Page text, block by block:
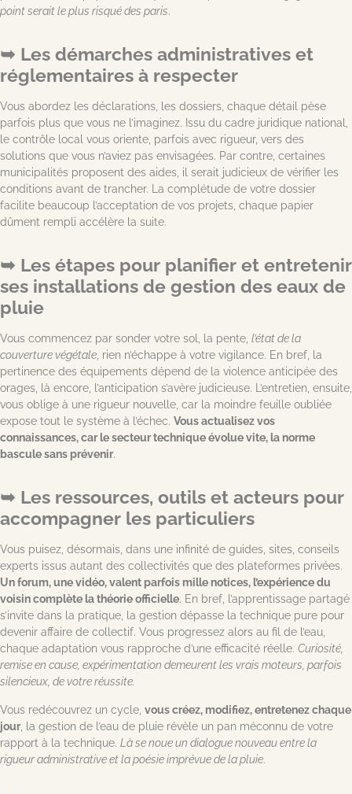
point serait le plus risqué des paris.
Les démarches administratives et
réglementaires à respecter
Vous abordez les déclarations, les dossiers, chaque détail pèse
parfois plus que vous ne l’imaginez. Issu du cadre juridique national,
le contrôle local vous oriente, parfois avec rigueur, vers des
solutions que vous n’aviez pas envisagées. Par contre, certaines
municipalités proposent des aides, il serait judicieux de vérifier les
conditions avant de trancher. La complétude de votre dossier
facilite beaucoup l’acceptation de vos projets, chaque papier
dûment rempli accélère la suite.
Les étapes pour planifier et entretenir
ses installations de gestion des eaux de
pluie
Vous commencez par sonder votre sol, la pente, l’état de la
couverture végétale, rien n’échappe à votre vigilance. En bref, la
pertinence des équipements dépend de la violence anticipée des
orages, là encore, l’anticipation s’avère judicieuse. L’entretien, ensuite,
vous oblige à une rigueur nouvelle, car la moindre feuille oubliée
expose tout le système à l’échec. Vous actualisez vos
connaissances, car le secteur technique évolue vite, la norme
bascule sans prévenir.
Les ressources, outils et acteurs pour
accompagner les particuliers
Vous puisez, désormais, dans une infinité de guides, sites, conseils
experts issus autant des collectivités que des plateformes privées.
Un forum, une vidéo, valent parfois mille notices, l’expérience du
voisin complète la théorie officielle. En bref, l’apprentissage partagé
s’invite dans la pratique, la gestion dépasse la technique pure pour
devenir affaire de collectif. Vous progressez alors au fil de l’eau,
chaque adaptation vous rapproche d’une efficacité réelle. Curiosité,
remise en cause, expérimentation demeurent les vrais moteurs, parfois
silencieux, de votre réussite.
Vous redécouvrez un cycle, vous créez, modifiez, entretenez chaque
jour, la gestion de l’eau de pluie révèle un pan méconnu de votre
rapport à la technique. Là se noue un dialogue nouveau entre la
rigueur administrative et la poésie imprévue de la pluie.